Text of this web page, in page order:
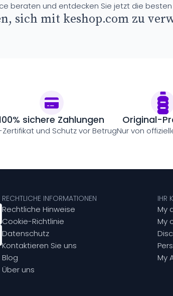
beraten und entdecken Sie jetzt die
sich mit keshop.com zu
sichere Zahlungen
Zertifikat und Schutz vor Betrug
Original-
Nur von
RECHTLICHE INFORMATIONEN
Rechtliche Hinweise
Cookie-Richtlinie
Datenschutz
Kontaktieren Sie uns
Blog
Über uns
IHR
My
My
My